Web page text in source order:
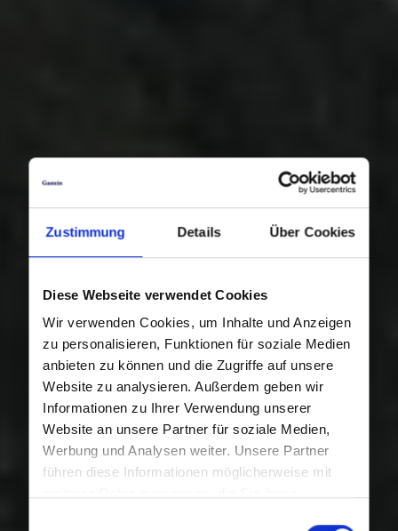
Zustimmung Details Über Cookies
Diese Webseite verwendet Cookies
Wir verwenden Cookies, um Inhalte und Anzeigen
zu personalisieren, Funktionen für soziale Medien
anbieten zu können und die Zugriffe auf unsere
Website zu analysieren. Außerdem geben wir
Informationen zu Ihrer Verwendung unserer
Website an unsere Partner für soziale Medien,
Werbung und Analysen weiter. Unsere Partner
führen diese Informationen möglicherweise mit